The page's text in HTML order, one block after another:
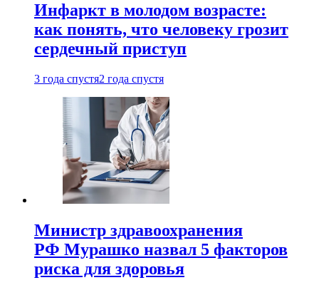
Инфаркт в молодом возрасте:
как понять, что человеку грозит
сердечный приступ
3 года спустя2 года спустя
Министр здравоохранения
РФ Мурашко назвал 5 факторов
риска для здоровья